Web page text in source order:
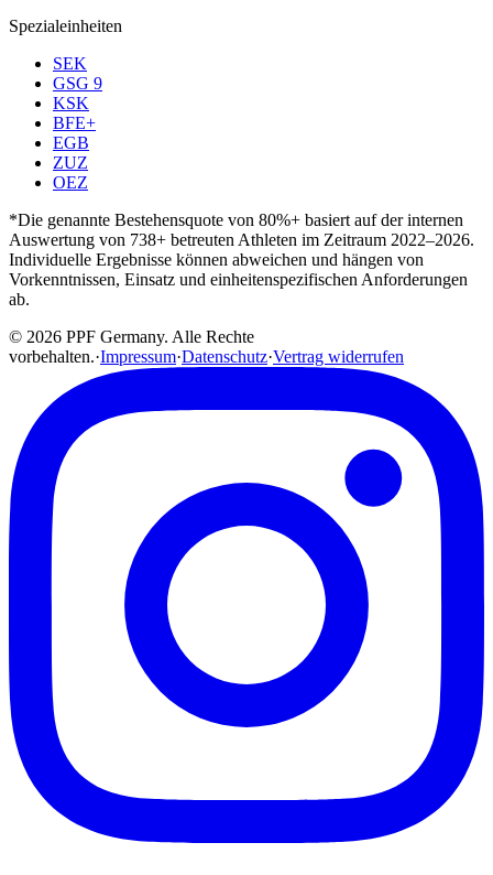
Spezialeinheiten
SEK
GSG 9
KSK
BFE+
EGB
ZUZ
OEZ
*Die genannte Bestehensquote von 80%+ basiert auf der internen
Auswertung von 738+ betreuten Athleten im Zeitraum 2022–2026.
Individuelle Ergebnisse können abweichen und hängen von
Vorkenntnissen, Einsatz und einheitenspezifischen Anforderungen
ab.
© 2026 PPF Germany. Alle Rechte
vorbehalten.·Impressum·Datenschutz·Vertrag widerrufen